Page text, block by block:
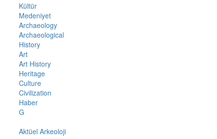
Kültür
Medeniyet
Archaeology
Archaeological
History
Art
Art History
Heritage
Culture
Civilization
Haber
G
Aktüel Arkeoloji